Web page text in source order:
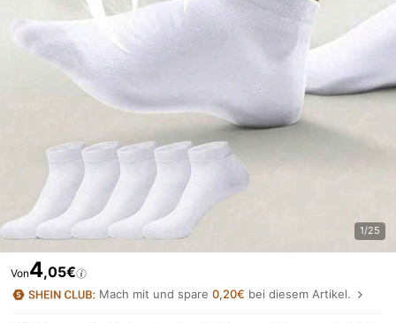
1/25
Von4,05€
Mach mit und spare0,20€ bei diesem Artikel.